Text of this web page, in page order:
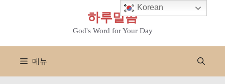
하루말씀
God's Word for Your Day
메뉴
Korean